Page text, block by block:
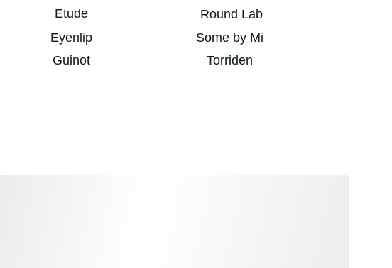
Guinot
Some by Mi
Round Lab
Torriden
Etude
Eyenlip